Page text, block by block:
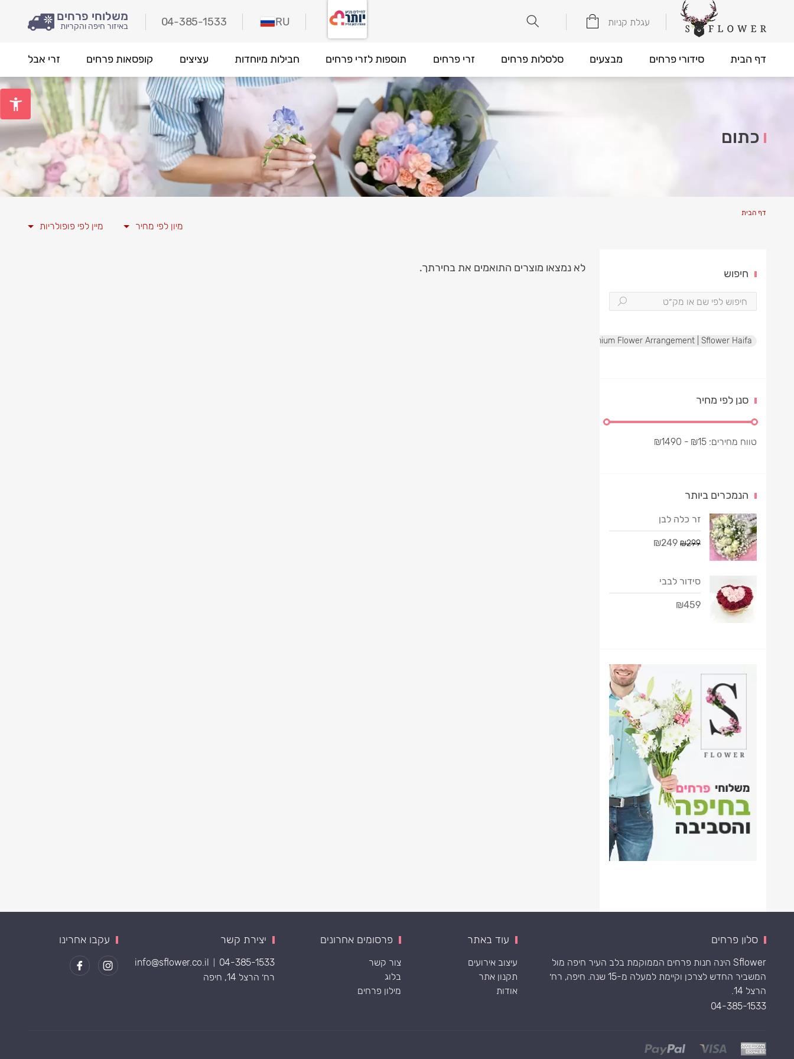
עגלת קניות משלוחי פרחים
באיזור חיפה והקריות 04-385-1533 RU
דף הבית סידורי פרחים מבצעים סלסלות פרחים זרי פרחים תוספות לזרי פרחים חבילות מיוחדות עציצים קופסאות פרחים זרי אבל
כתום
דף הבית
מיון לפי מחיר מיין לפי פופולריות
לא נמצאו מוצרים התואמים את בחירתך. חיפוש
Luxury Red & White Rose Box | Premium Flower Arrangement | Sflower Haifa
סנן לפי מחיר
טווח מחירים: ₪15
- ₪
1490
הנמכרים ביותר
זר כלה לבן
₪299
₪249
סידור לבבי
₪459
סלון פרחים
Sflower הינה חנות פרחים הממוקמת בלב העיר חיפה מול
המשביר החדש לצרכן וקיימת למעלה מ-15 שנה. חיפה, רח׳
הרצל 14.
04-385-1533
עוד באתר
עיצוב אירועים
תקנון אתר
אודות
פרסומים אחרונים
צור קשר
בלוג
מילון פרחים
יצירת קשר
04-385-1533
info@sflower.co.il
רח׳ הרצל 14, חיפה
עקבו אחרינו